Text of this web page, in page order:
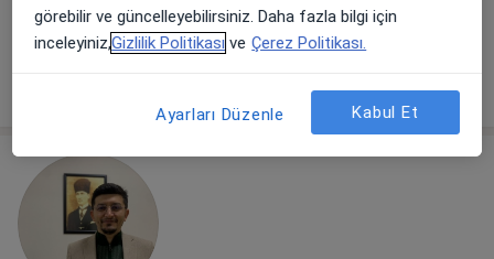
görebilir ve güncelleyebilirsiniz. Daha fazla bilgi için
inceleyiniz,Gizlilik Politikası ve Çerez Politikası.
Ayarları Düzenle Kabul Et